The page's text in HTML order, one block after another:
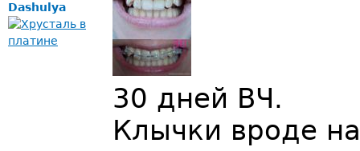
Dashulya
30 дней ВЧ.
Клычки вроде